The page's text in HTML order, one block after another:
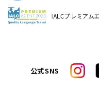
IALCプレミアム
公式SNS